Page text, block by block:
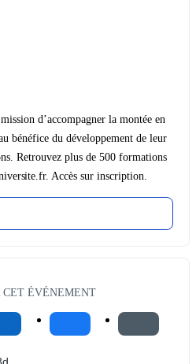
d’accompagner la montée en
bénéfice du développement de leur
Retrouvez plus de 500 formations
Accès sur inscription.
CET ÉVÉNEMENT